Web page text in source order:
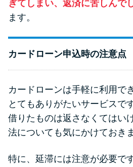
ぎてしまい、返済に苦しんで
ます。
カードローン申込時の注意点
カードローンは手軽に利用で
とてもありがたいサービスで
借りたものは返さなくてはい
法についても気にかけておき
特に、延滞には注意が必要です